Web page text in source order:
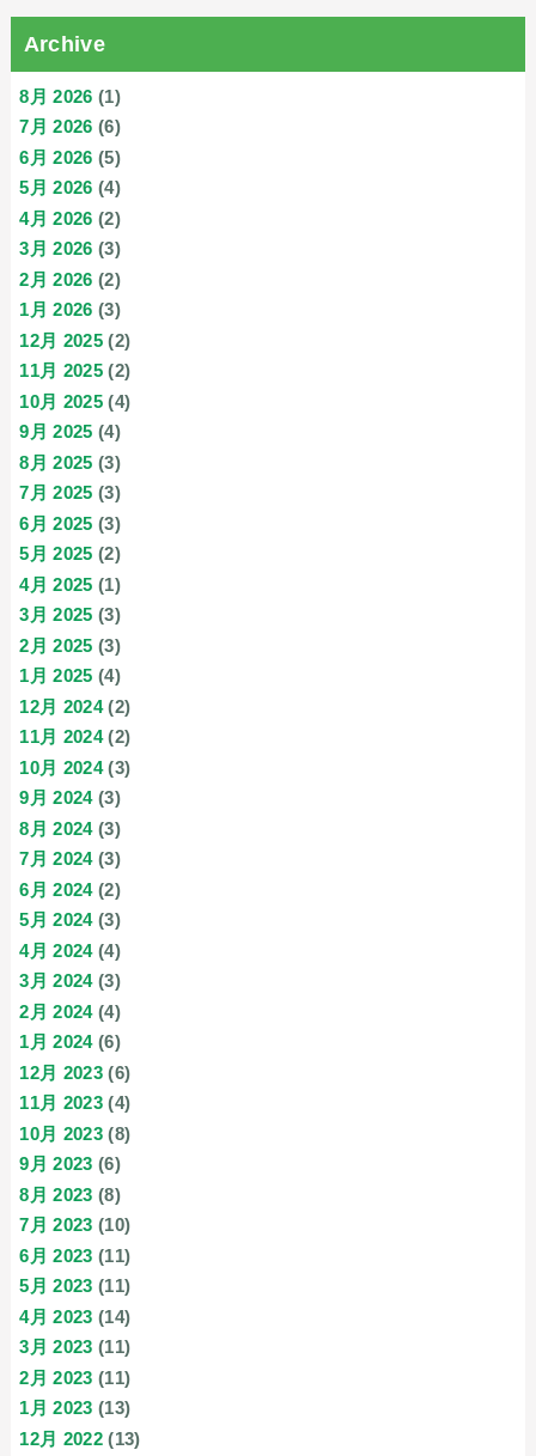
Archive
8月 2026 (1)
7月 2026 (6)
6月 2026 (5)
5月 2026 (4)
4月 2026 (2)
3月 2026 (3)
2月 2026 (2)
1月 2026 (3)
12月 2025 (2)
11月 2025 (2)
10月 2025 (4)
9月 2025 (4)
8月 2025 (3)
7月 2025 (3)
6月 2025 (3)
5月 2025 (2)
4月 2025 (1)
3月 2025 (3)
2月 2025 (3)
1月 2025 (4)
12月 2024(2)
11月 2024(2)
10月 2024(3)
9月 2024(3)
8月 2024(3)
7月 2024(3)
6月 2024(2)
5月 2024(3)
4月 2024(4)
3月 2024(3)
2月 2024(4)
1月 2024(6)
12月 2023 (6)
11月 2023 (4)
10月 2023 (8)
9月 2023 (6)
8月 2023 (8)
7月 2023 (10)
6月 2023 (11)
5月 2023 (11)
4月 2023 (14)
3月 2023 (11)
2月 2023 (11)
1月 2023 (13)
12月 2022 (13)